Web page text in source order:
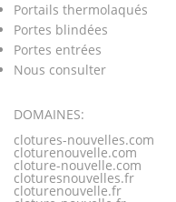
Portails thermolaqués
Portes blindées
Portes entrées
Nous consulter
DOMAINES:
clotures-nouvelles.com
cloturenouvelle.com
cloture-nouvelle.com
cloturesnouvelles.fr
cloturenouvelle.fr